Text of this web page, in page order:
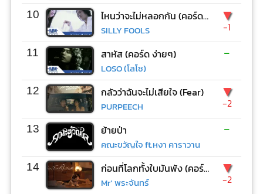
10 ไหนว่าจะไม่หลอกกัน (คอร์ด ง่ายๆ)
SILLY FOOLS
▼
-1
11 สาหัส (คอร์ด ง่ายๆ)
LOSO (โลโซ)
-
12 กลัวว่าฉันจะไม่เสียใจ (Fear)
PURPEECH
▼
-2
13 ย้ายป่า
คณะขวัญใจ ft.หงา คาราวาน
-
14 ก่อนที่โลกทั้งใบมันพัง (คอร์ด ง่ายๆ)
Mr’ พระจันทร์
▼
-2